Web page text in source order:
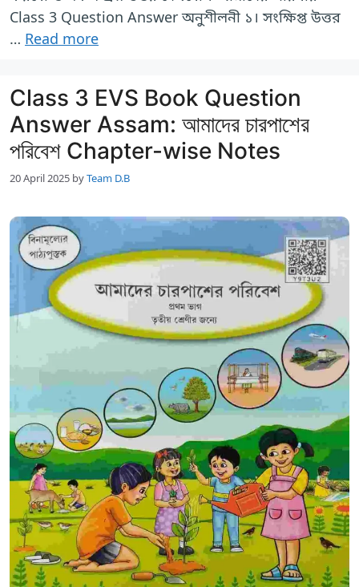
Class 3 Question Answer অনুশীলনী ১। সংক্ষিপ্ত উত্তর
… Read more
Class 3 EVS Book Question
Answer Assam: আমাদের চারপাশের
পরিবেশ Chapter-wise Notes
20 April 2025 byTeam D.B